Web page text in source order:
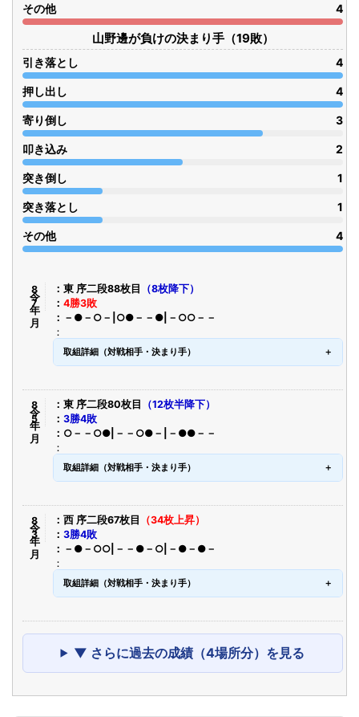
その他 4
山野邊が負けの決まり手（19敗）
引き落とし 4
押し出し 4
寄り倒し 3
叩き込み 2
突き倒し 1
突き落とし 1
その他 4
令8年7月 東 序二段88枚目
（8枚降下）
4勝3敗
－●－○－|○●－－●|－○○－－
取組詳細（対戦相手・決まり手）
令8年5月 東 序二段80枚目
（12枚半降下）
3勝4敗
○－－○●|－－○●－|－●●－－
取組詳細（対戦相手・決まり手）
令8年3月 西 序二段67枚目
（34枚上昇）
3勝4敗
－●－○○|－－●－○|－●－●－
取組詳細（対戦相手・決まり手）
▼ さらに過去の成績（4場所分）を見る